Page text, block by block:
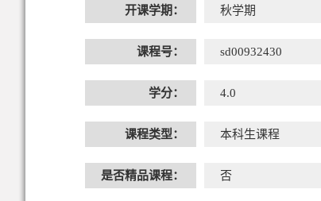
开课学期： 秋学期
课程号： sd00932430
学分： 4.0
课程类型： 本科生课程
是否精品课程： 否